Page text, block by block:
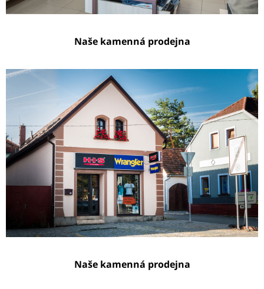
Naše kamenná prodejna
Naše kamenná prodejna